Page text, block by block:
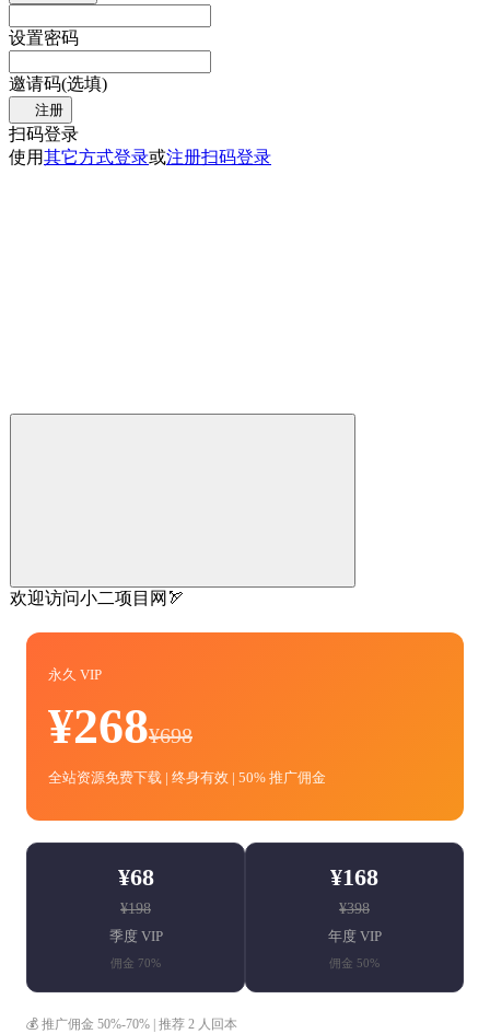
设置密码
邀请码(选填)
注册
扫码登录
使用其它方式登录或注册扫码登录
欢迎访问小二项目网🏹
永久 VIP
¥268¥698
全站资源免费下载 | 终身有效 | 50% 推广佣金
¥68
¥198
季度 VIP
佣金 70%
¥168
¥398
年度 VIP
佣金 50%
💰 推广佣金 50%-70% | 推荐 2 人回本